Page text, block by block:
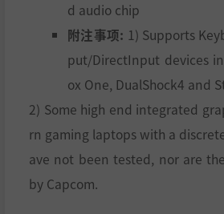
d audio chip
附注事项: 1) Supports
put/DirectInput devices
ox One, DualShock4 and
2) Some high end integrated
rn gaming laptops with a
ave not been tested, nor are
by Capcom.